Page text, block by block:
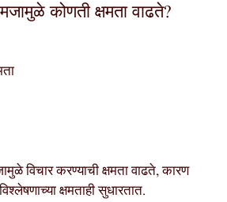
कोणती क्षमता वाढते?
विचार करण्याची क्षमता वाढते, कारण
क्षमताही सुधारतात.